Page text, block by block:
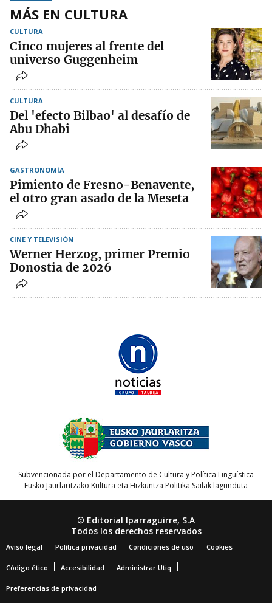
MÁS EN CULTURA
CULTURA
Cinco mujeres al frente del
universo Guggenheim
CULTURA
Del 'efecto Bilbao' al desafío de
Abu Dhabi
GASTRONOMÍA
Pimiento de Fresno-Benavente,
el otro gran asado de la Meseta
CINE Y TELEVISIÓN
Werner Herzog, primer Premio
Donostia de 2026
Subvencionada por el Departamento de Cultura y Política Lingüística
Eusko Jaurlaritzako Kultura eta Hizkuntza Politika Sailak lagunduta
© Editorial Iparraguirre, S.A
Todos los derechos reservados
Aviso legal Política privacidad Condiciones de uso Cookies
Código ético Accesibilidad Administrar Utiq
Preferencias de privacidad